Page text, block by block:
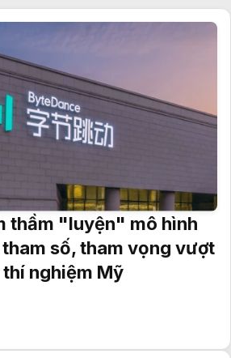
thầm "luyện" mô hình
số, tham vọng vượt
nghiệm Mỹ